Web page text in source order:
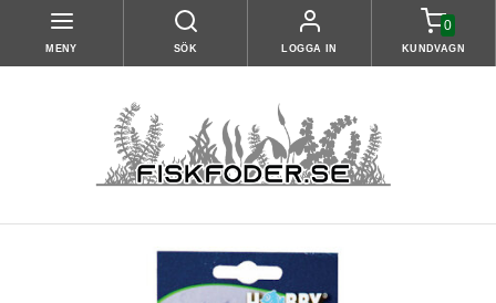
MENY SÖK LOGGA IN
0
KUNDVAGN